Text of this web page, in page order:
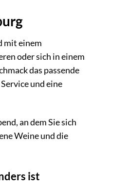
mit einem
oder sich in einem
das passende
und eine
an dem Sie sich
Weine und die
ist